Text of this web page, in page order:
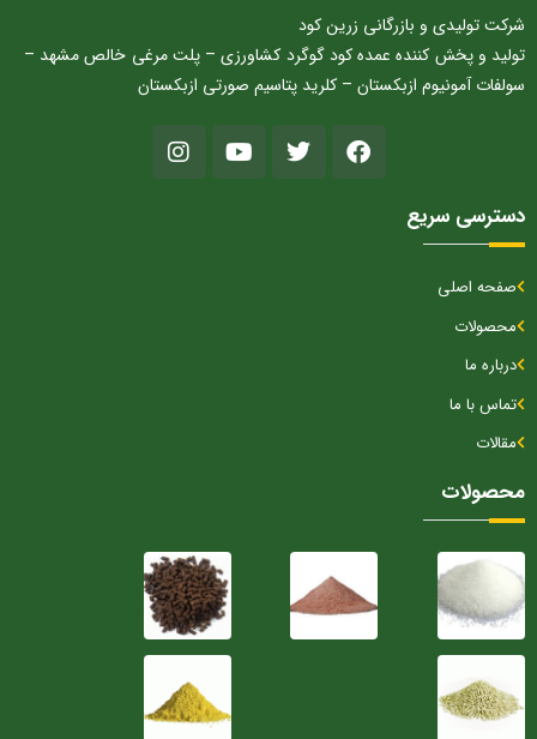
شرکت تولیدی و بازرگانی زرین کود
تولید و پخش کننده عمده کود گوگرد کشاورزی – پلت مرغی خالص مشهد –
سولفات آمونیوم ازبکستان – کلرید پتاسیم صورتی ازبکستان
دسترسی سریع
صفحه اصلی
محصولات
درباره ما
تماس با ما
مقالات
محصولات